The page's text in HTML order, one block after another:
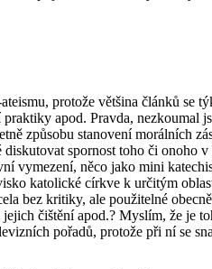
protože většina článků se
apod. Pravda, nezkoumal
způsobu stanovení morálních
diskutovat spornost toho či
vymezení, něco jako mini
katolické církve k určitým
bez kritiky, ale použitelné
čištění apod.? Myslím, že je
pořadů, protože při ní se